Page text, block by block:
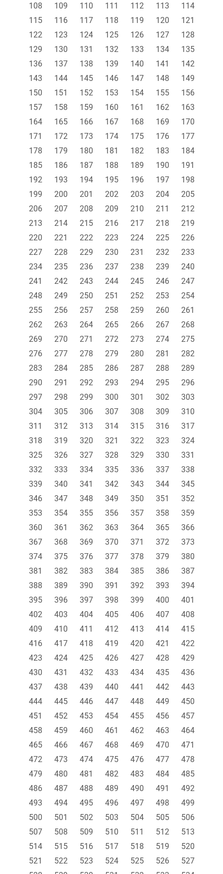
108
109 110 111 112 113
114
115
116 117 118 119 120
121
122
123 124 125 126 127
128
129
130 131 132 133 134
135
136
137 138 139 140 141
142
143
144 145 146 147 148
149
150
151 152 153 154 155
156
157
158 159 160 161 162
163
164
165 166 167 168 169
170
171
172 173 174 175 176
177
178
179 180 181 182 183
184
185
186 187 188 189 190
191
192
193 194 195 196 197
198
199
200 201 202 203 204
205
206
207 208 209 210 211
212
213
214 215 216 217 218
219
220
221 222 223 224 225
226
227
228 229 230 231 232
233
234
235 236 237 238 239
240
241
242 243 244 245 246
247
248
249 250 251 252 253
254
255
256 257 258 259 260
261
262
263 264 265 266 267
268
269
270 271 272 273 274
275
276
277 278 279 280 281
282
283
284 285 286 287 288
289
290
291 292 293 294 295
296
297
298 299 300 301 302
303
304
305 306 307 308 309
310
311
312 313 314 315 316
317
318
319 320 321 322 323
324
325
326 327 328 329 330
331
332
333 334 335 336 337
338
339
340 341 342 343 344
345
346
347 348 349 350 351
352
353
354 355 356 357 358
359
360
361 362 363 364 365
366
367
368 369 370 371 372
373
374
375 376 377 378 379
380
381
382 383 384 385 386
387
388
389 390 391 392 393
394
395
396 397 398 399 400
401
402
403 404 405 406 407
408
409
410 411 412 413 414
415
416
417 418 419 420 421
422
423
424 425 426 427 428
429
430
431 432 433 434 435
436
437
438 439 440 441 442
443
444
445 446 447 448 449
450
451
452 453 454 455 456
457
458
459 460 461 462 463
464
465
466 467 468 469 470
471
472
473 474 475 476 477
478
479
480 481 482 483 484
485
486
487 488 489 490 491
492
493
494 495 496 497 498
499
500
501 502 503 504 505
506
507
508 509 510 511 512
513
514
515 516 517 518 519
520
521
522 523 524 525 526
527